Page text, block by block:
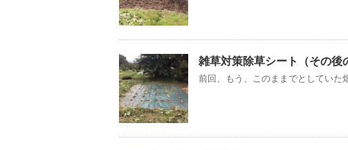
雑草対策除草シート（その後
前回、もう、このままでとしていた